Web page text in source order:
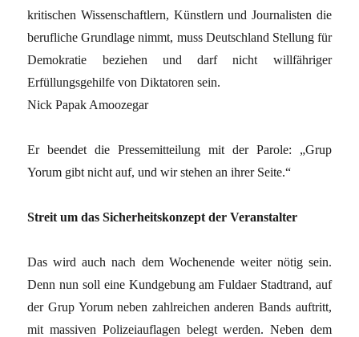
kritischen Wissenschaftlern, Künstlern und Journalisten die
berufliche Grundlage nimmt, muss Deutschland Stellung für
Demokratie beziehen und darf nicht willfähriger
Erfüllungsgehilfe von Diktatoren sein.
Nick Papak Amoozegar
Er beendet die Pressemitteilung mit der Parole: „Grup
Yorum gibt nicht auf, und wir stehen an ihrer Seite.“
Streit um das Sicherheitskonzept der Veranstalter
Das wird auch nach dem Wochenende weiter nötig sein.
Denn nun soll eine Kundgebung am Fuldaer Stadtrand, auf
der Grup Yorum neben zahlreichen anderen Bands auftritt,
mit massiven Polizeiauflagen belegt werden. Neben dem